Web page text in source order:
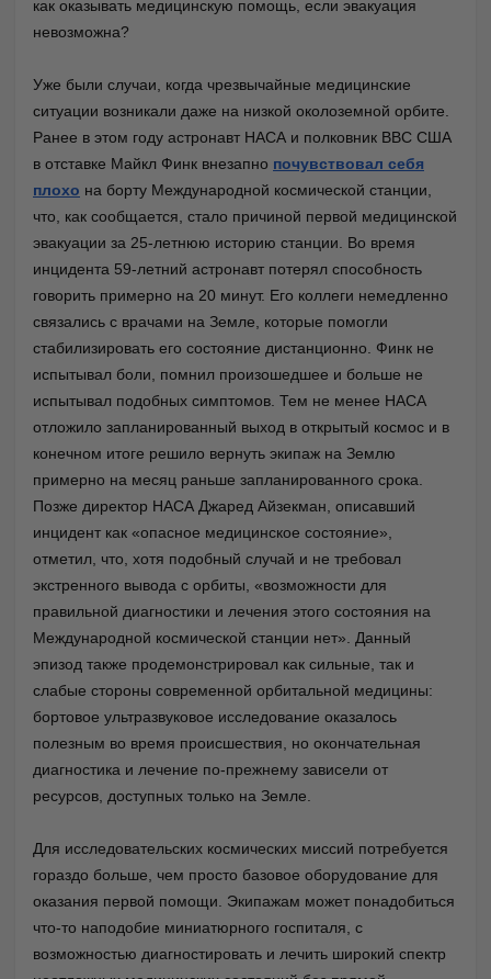
как оказывать медицинскую помощь, если эвакуация
невозможна?
Уже были случаи, когда чрезвычайные медицинские
ситуации возникали даже на низкой околоземной орбите.
Ранее в этом году астронавт НАСА и полковник ВВС США
в отставке Майкл Финк внезапно почувствовал себя
плохо на борту Международной космической станции,
что, как сообщается, стало причиной первой медицинской
эвакуации за 25-летнюю историю станции. Во время
инцидента 59-летний астронавт потерял способность
говорить примерно на 20 минут. Его коллеги немедленно
связались с врачами на Земле, которые помогли
стабилизировать его состояние дистанционно. Финк не
испытывал боли, помнил произошедшее и больше не
испытывал подобных симптомов. Тем не менее НАСА
отложило запланированный выход в открытый космос и в
конечном итоге решило вернуть экипаж на Землю
примерно на месяц раньше запланированного срока.
Позже директор НАСА Джаред Айзекман, описавший
инцидент как «опасное медицинское состояние»,
отметил, что, хотя подобный случай и не требовал
экстренного вывода с орбиты, «возможности для
правильной диагностики и лечения этого состояния на
Международной космической станции нет». Данный
эпизод также продемонстрировал как сильные, так и
слабые стороны современной орбитальной медицины:
бортовое ультразвуковое исследование оказалось
полезным во время происшествия, но окончательная
диагностика и лечение по-прежнему зависели от
ресурсов, доступных только на Земле.
Для исследовательских космических миссий потребуется
гораздо больше, чем просто базовое оборудование для
оказания первой помощи. Экипажам может понадобиться
что-то наподобие миниатюрного госпиталя, с
возможностью диагностировать и лечить широкий спектр